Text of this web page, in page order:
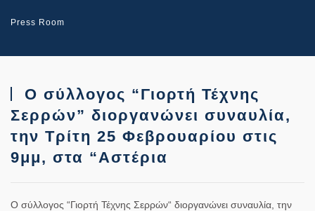
Press Room
Ο σύλλογος “Γιορτή Τέχνης
Σερρών” διοργανώνει συναυλία,
την Τρίτη 25 Φεβρουαρίου στις
9μμ, στα “Αστέρια
Ο σύλλογος “Γιορτή Τέχνης Σερρών“ διοργανώνει συναυλία, την